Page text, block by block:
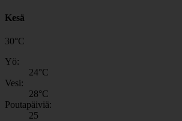
Kesä
30°C
Yö:
24°C
Vesi:
28°C
Poutapäiviä:
25